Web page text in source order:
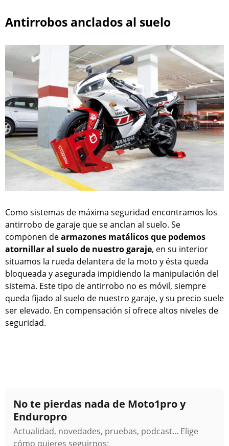
Antirrobos anclados al suelo
Como sistemas de máxima seguridad encontramos los
antirrobo de garaje que se anclan al suelo. Se
componen dearmazones matálicos que podemos
atornillar al suelo de nuestro garaje, en su interior
situamos la rueda delantera de la moto y ésta queda
bloqueada y asegurada impidiendo la manipulación del
sistema. Este tipo de antirrobo no es móvil, siempre
queda fijado al suelo de nuestro garaje, y su precio suele
ser elevado. En compensación sí ofrece altos niveles de
seguridad.
No te pierdas nada de Moto1pro y
Enduropro
Actualidad, novedades, pruebas, podcast... Elige
cómo quieres seguirnos: